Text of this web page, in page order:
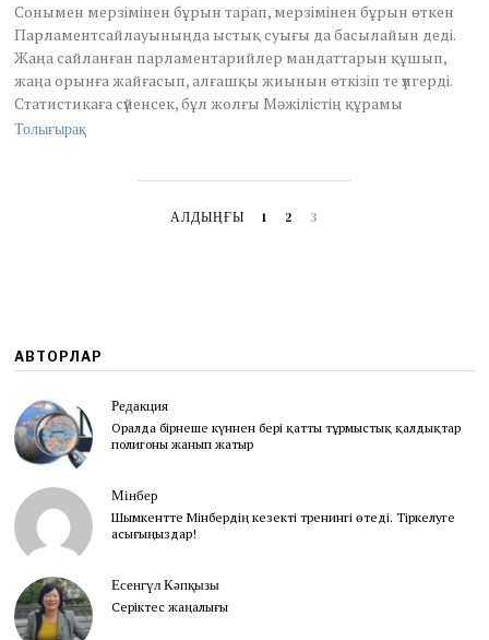
4
,
2
0
1
Сонымен мерзімінен бұрын тарап, мерзімінен бұрын өткен
Парламентсайлауыныңда ыстық суығы да басылайын деді.
Жаңа сайланған парламентарийлер мандаттарын құшып,
жаңа орынға жайғасып, алғашқы жиынын өткізіп те үлгерді.
Статистикаға сүйенсек, бұл жолғы Мәжілістің құрамы
Толығырақ
АЛДЫҢҒЫ 1 2 3
АВТОРЛАР
Редакция
Оралда бірнеше күннен бері қатты тұрмыстық қалдықтар
полигоны жанып жатыр
Мінбер
Шымкентте Мінбердің кезекті тренингі өтеді. Тіркелуге
асығыңыздар!
Есенгүл Кәпқызы
Серіктес жаңалығы